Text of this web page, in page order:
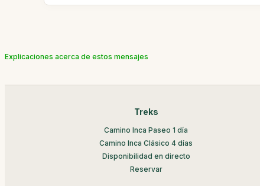
Explicaciones acerca de estos mensajes
Treks
Camino Inca Paseo 1 día
Camino Inca Clásico 4 días
Disponibilidad en directo
Reservar